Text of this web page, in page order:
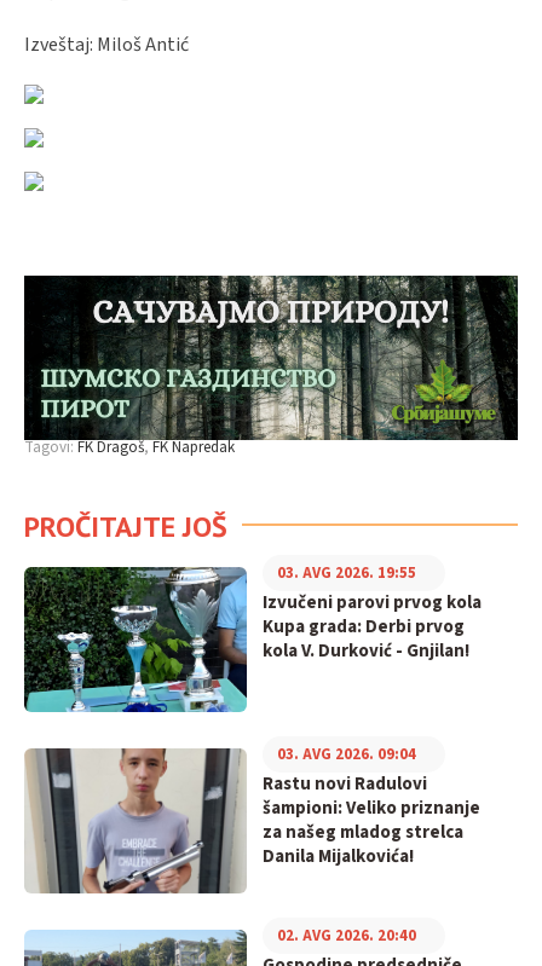
Izveštaj: Miloš Antić
Tagovi:FK Dragoš FK Napredak
PROČITAJTE JOŠ
Izvučeni parovi prvog kola
Kupa grada: Derbi prvog
kola V. Durković - Gnjilan!
03. AVG 2026. 19:55
Rastu novi Radulovi
šampioni: Veliko priznanje
za našeg mladog strelca
Danila Mijalkovića!
03. AVG 2026. 09:04
02. AVG 2026. 20:40